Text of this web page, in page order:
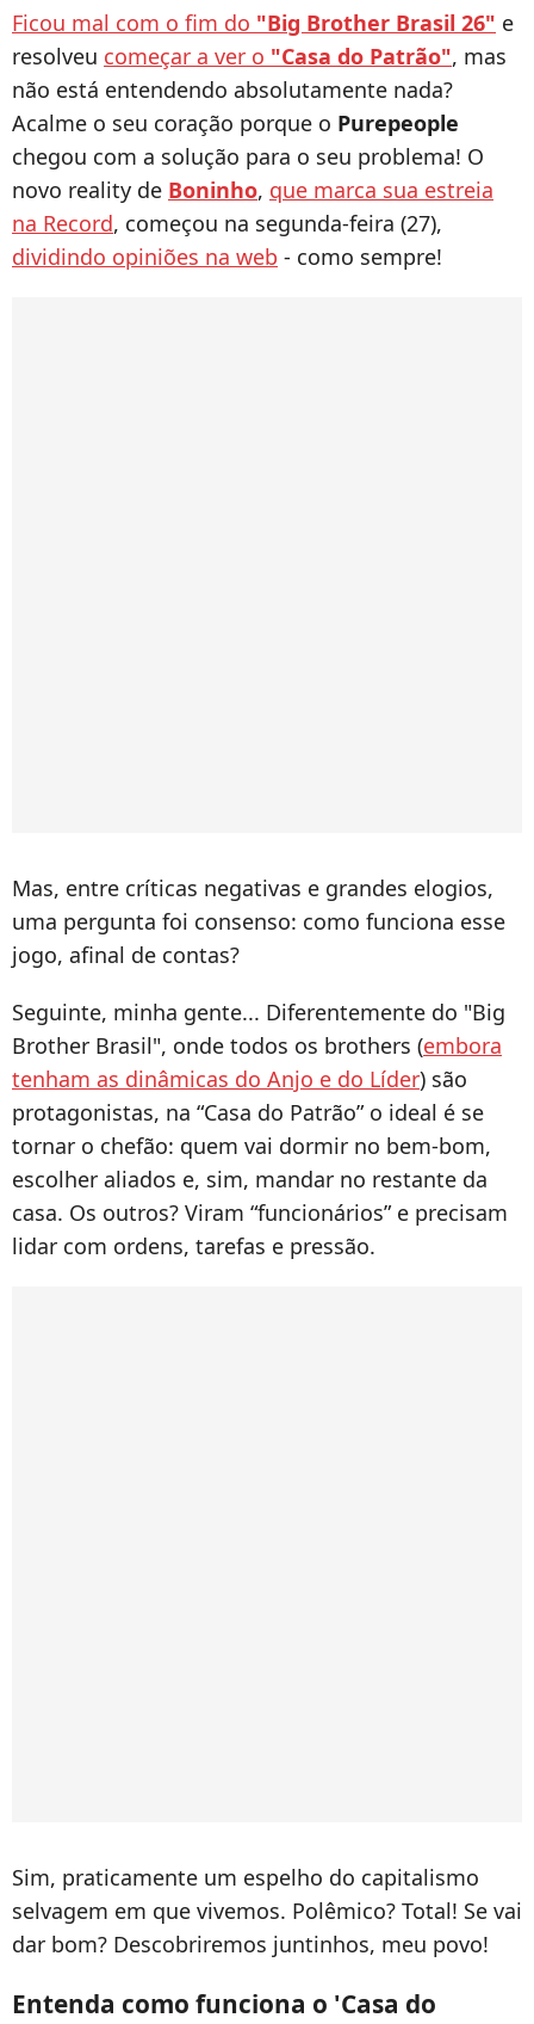
Ficou mal com o fim do "Big Brother Brasil 26" e
resolveu começar a ver o "Casa do Patrão", mas
não está entendendo absolutamente nada?
Acalme o seu coração porque o Purepeople
chegou com a solução para o seu problema! O
novo reality de Boninho, que marca sua estreia
na Record, começou na segunda-feira (27),
dividindo opiniões na web - como sempre!
Mas, entre críticas negativas e grandes elogios,
uma pergunta foi consenso: como funciona esse
jogo, afinal de contas?
Seguinte, minha gente... Diferentemente do "Big
Brother Brasil", onde todos os brothers (embora
tenham as dinâmicas do Anjo e do Líder) são
protagonistas, na “Casa do Patrão” o ideal é se
tornar o chefão: quem vai dormir no bem-bom,
escolher aliados e, sim, mandar no restante da
casa. Os outros? Viram “funcionários” e precisam
lidar com ordens, tarefas e pressão.
Sim, praticamente um espelho do capitalismo
selvagem em que vivemos. Polêmico? Total! Se vai
dar bom? Descobriremos juntinhos, meu povo!
Entenda como funciona o 'Casa do